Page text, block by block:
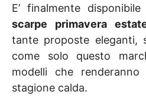
E’ finalmente
scarpe primavera
tante proposte eleganti,
come solo questo
modelli che
stagione calda.